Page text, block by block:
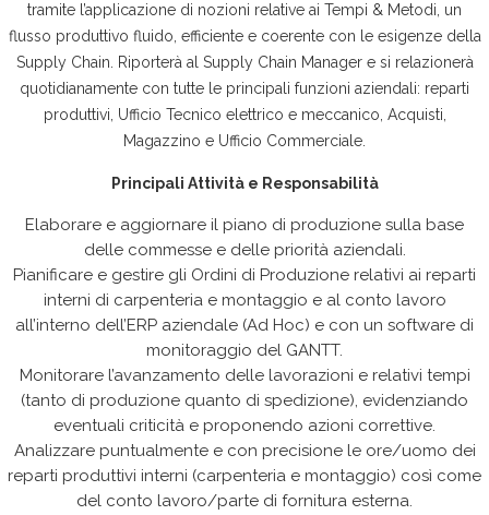
tramite l’applicazione di nozioni relative ai Tempi & Metodi, un
flusso produttivo fluido, efficiente e coerente con le esigenze della
Supply Chain. Riporterà al Supply Chain Manager e si relazionerà
quotidianamente con tutte le principali funzioni aziendali: reparti
produttivi, Ufficio Tecnico elettrico e meccanico, Acquisti,
Magazzino e Ufficio Commerciale.
Principali Attività e Responsabilità
Elaborare e aggiornare il piano di produzione sulla base
delle commesse e delle priorità aziendali.
Pianificare e gestire gli Ordini di Produzione relativi ai reparti
interni di carpenteria e montaggio e al conto lavoro
all’interno dell’ERP aziendale (Ad Hoc) e con un software di
monitoraggio del GANTT.
Monitorare l’avanzamento delle lavorazioni e relativi tempi
(tanto di produzione quanto di spedizione), evidenziando
eventuali criticità e proponendo azioni correttive.
Analizzare puntualmente e con precisione le ore/uomo dei
reparti produttivi interni (carpenteria e montaggio) così come
del conto lavoro/parte di fornitura esterna.